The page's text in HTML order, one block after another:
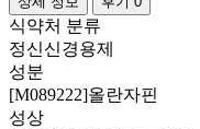
식약처 분류
정신신경용제
성분
[M089222]올란자핀
성상